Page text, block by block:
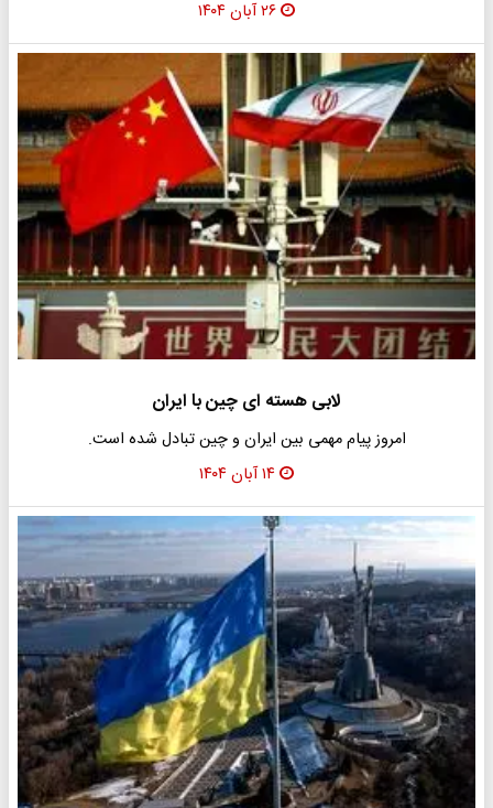
۲۶ آبان ۱۴۰۴
لابی هسته ای چین با ایران
امروز پیام مهمی بین ایران و چین تبادل شده است.
۱۴ آبان ۱۴۰۴